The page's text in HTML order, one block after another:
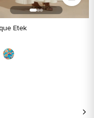
Etek